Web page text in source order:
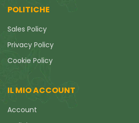
POLITICHE
Sales Policy
Privacy Policy
Cookie Policy
IL MIO ACCOUNT
Account